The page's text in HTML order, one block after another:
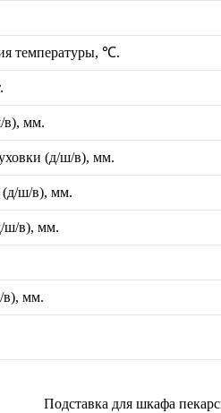
температуры, ℃.
мм.
(д/ш/в), мм.
(д/ш/в), мм.
ш/в), мм.
мм.
для шкафа